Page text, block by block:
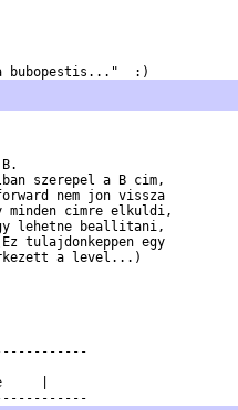
szerepel a B cim,
nem jon vissza
minden cimre elkuldi,
lehetne beallitani,
tulajdonkeppen egy
a level...)
|